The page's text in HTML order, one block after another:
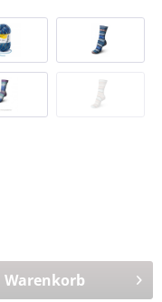
Warenkorb